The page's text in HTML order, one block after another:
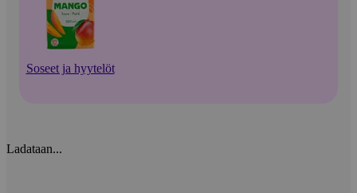
Soseet ja hyytelöt
Ladataan...